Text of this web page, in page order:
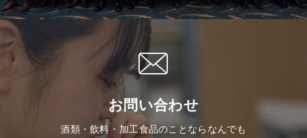
お問い合わせ
酒類・飲料・加工食品のことならなんでも